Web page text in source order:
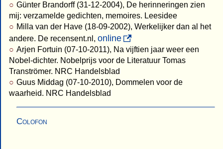
Günter Brandorff (31-12-2004), De herinneringen zien
mij: verzamelde gedichten, memoires. Leesidee
Milla van der Have (18-09-2002), Werkelijker dan al het
andere. De recensent.nl, online
Arjen Fortuin (07-10-2011), Na vijftien jaar weer een
Nobel-dichter. Nobelprijs voor de Literatuur Tomas
Tranströmer. NRC Handelsblad
Guus Middag (07-10-2010), Dommelen voor de
waarheid. NRC Handelsblad
Colofon